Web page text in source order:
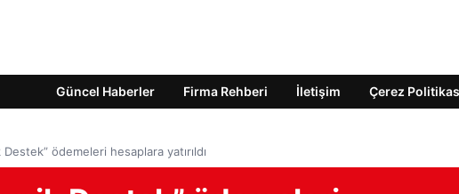
Güncel Haberler Firma Rehberi İletişim Çerez
ödemeleri hesaplara yatırıldı